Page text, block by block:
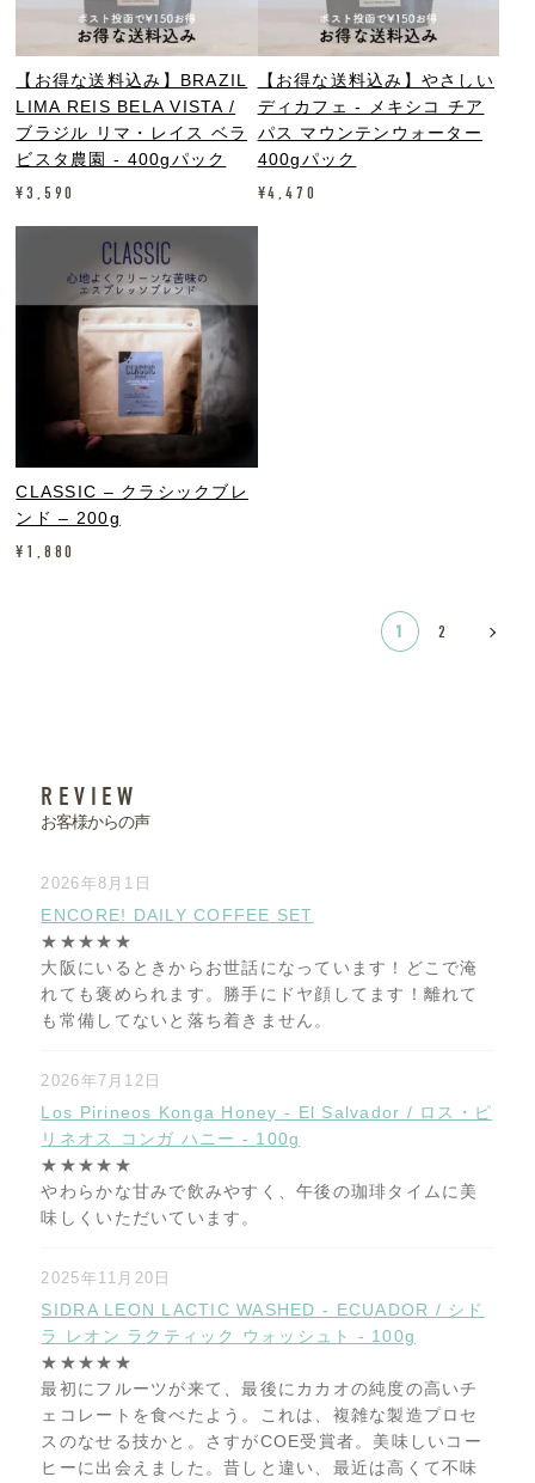
【お得な送料込み】BRAZIL
LIMA REIS BELA VISTA /
ブラジル リマ・レイス ベラ
ビスタ農園 - 400gパック
¥3,590
【お得な送料込み】やさしい
ディカフェ - メキシコ チア
パス マウンテンウォーター
400gパック
¥4,470
CLASSIC – クラシックブレ
ンド – 200g
¥ 1,880
1 2 »
REVIEW
お客様からの声
2026年8月1日
ENCORE! DAILY COFFEE SET
★★★★★
大阪にいるときからお世話になっています！どこで淹
れても褒められます。勝手にドヤ顔してます！離れて
も常備してないと落ち着きません。
2026年7月12日
Los Pirineos Konga Honey - El Salvador / ロス・ピ
リネオス コンガ ハニー - 100g
★★★★★
やわらかな甘みで飲みやすく、午後の珈琲タイムに美
味しくいただいています。
2025年11月20日
SIDRA LEON LACTIC WASHED - ECUADOR / シド
ラ レオン ラクティック ウォッシュト - 100g
★★★★★
最初にフルーツが来て、最後にカカオの純度の高いチ
ェコレートを食べたよう。これは、複雑な製造プロセ
スのなせる技かと。さすがCOE受賞者。美味しいコー
ヒーに出会えました。昔しと違い、最近は高くて不味